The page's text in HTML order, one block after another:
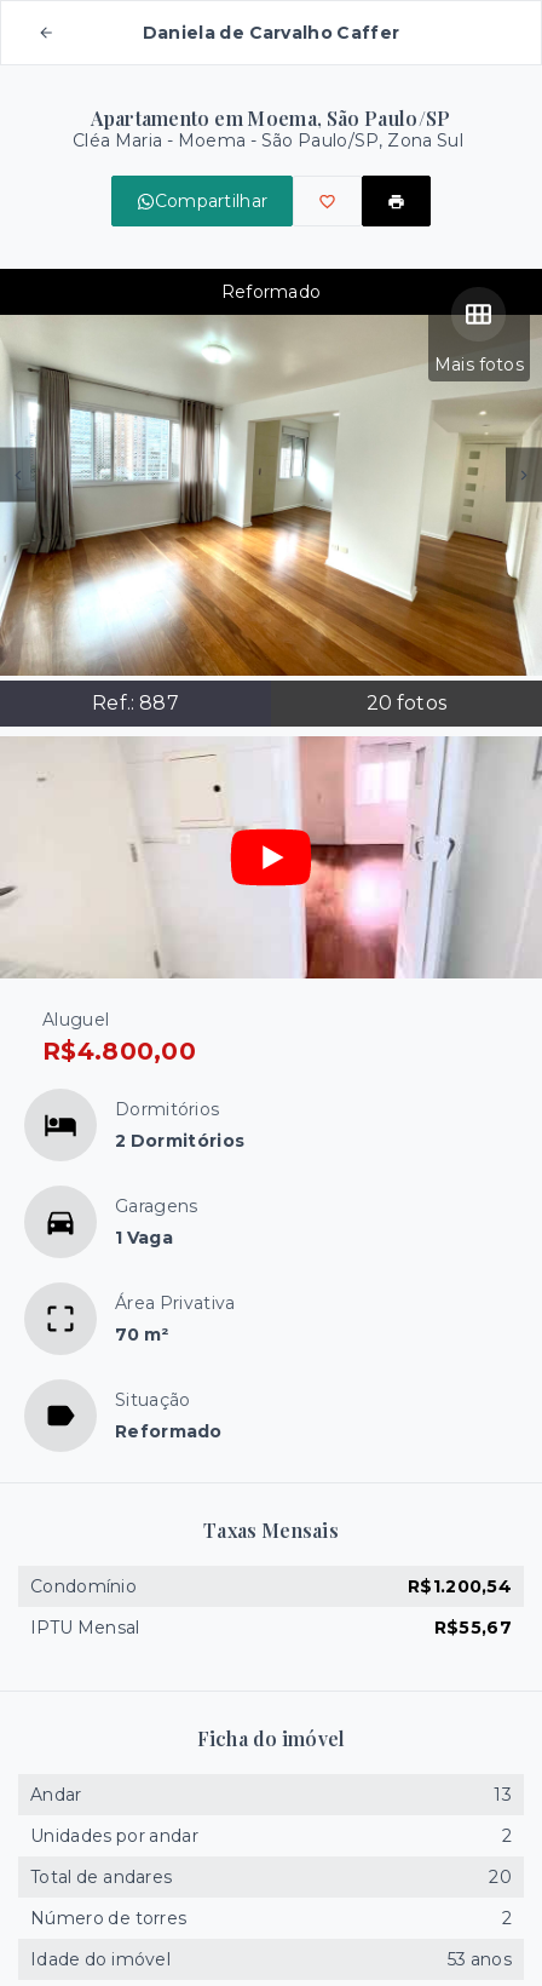
Daniela de Carvalho Caffer
Apartamento em Moema, São Paulo/SP
Cléa Maria - Moema - São Paulo/SP, Zona Sul
Compartilhar
Mais fotos
Ref.:887 20 fotos
Reformado
Aluguel
R$4.800,00
Dormitórios
2 Dormitórios
Garagens
1 Vaga
Área Privativa
70 m²
Situação
Reformado
Taxas Mensais
Condomínio
R$1.200,54
IPTU Mensal
R$55,67
Ficha do imóvel
Andar
13
Unidades por andar
2
Total de andares
20
Número de torres
2
Idade do imóvel
53 anos